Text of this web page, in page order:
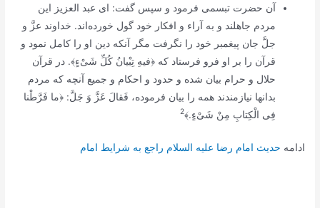
آن حضرت تبسمى فرمود و سپس گفت: اى عبد العزيز اين
مردم جاهلند و به آراء و افكار خود گول خورده‌اند. خداوند عزَّ و
جلَّ جان پيغمبر خود را نگرفت مگر آنكه دين او را كامل نمود و
قرآن را بر او فرو فرستاد كه ﴿فيهِ تِبْيانُ كُلِّ شَىْ‌ءٍ﴾. در قرآن
حلال و حرام بيان شده و حدود و احكام و جميع آنچه كه مردم
بدانها نيازمندند همه را بيان فرموده، فَقالَ عَزَّ وَ جَلَّ: ﴿ما فَرَّطْنا
فِى الْكِتابِ مِنْ شَىْ‌ءٍ.﴾2
ادامه حديث امام رضا علیه السلام راجع به شرايط امام‏